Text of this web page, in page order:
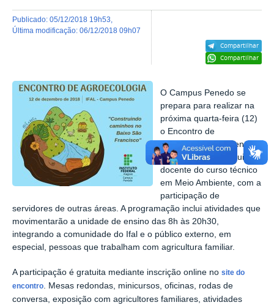
Compartilhar
Compartilhar
publicado: 05/12/2018 19h53
última modificação: 06/12/2018 09h07
O Campus Penedo se
prepara para realizar na
próxima quarta-feira (12)
o Encontro de
Agroecologia. O evento é
uma iniciativa da equipe
docente do curso técnico
em Meio Ambiente, com a
participação de
servidores de outras áreas. A programação inclui atividades que
movimentarão a unidade de ensino das 8h às 20h30,
integrando a comunidade do Ifal e o público externo, em
especial, pessoas que trabalham com agricultura familiar.
A participação é gratuita mediante inscrição online no site do
encontro. Mesas redondas, minicursos, oficinas, rodas de
conversa, exposição com agricultores familiares, atividades